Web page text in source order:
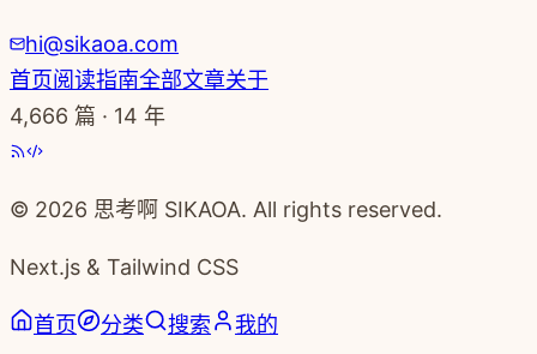
hi@sikaoa.com
首页阅读指南全部文章关于
4,666 篇 · 14 年
© 2026 思考啊 SIKAOA. All rights reserved.
Next.js & Tailwind CSS
首页 分类 搜索 我的